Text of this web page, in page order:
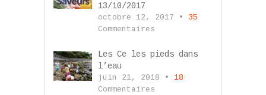
13/10/2017
octobre 12, 2017 • 35
Commentaires
Les Ce les pieds dans
l’eau
juin 21, 2018 • 18
Commentaires